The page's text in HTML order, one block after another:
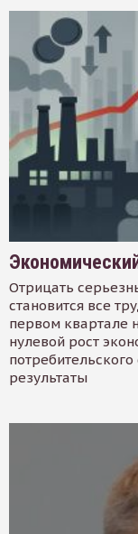
Отрицать
становится все
первом квартале
нулевой рост
результаты